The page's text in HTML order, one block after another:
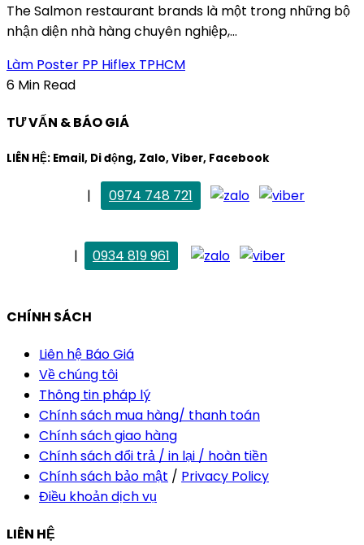
The Salmon restaurant brands là một trong những bộ
nhận diện nhà hàng chuyên nghiệp,...
Làm Poster PP Hiflex TPHCM
6 Min Read
TƯ VẤN & BÁO GIÁ
LIÊN HỆ: Email, Di động, Zalo, Viber, Facebook
|
0974 748 721
|
0934 819 961
CHÍNH SÁCH
Liên hệ Báo Giá
Về chúng tôi
Thông tin pháp lý
Chính sách mua hàng/ thanh toán
Chính sách giao hàng
Chính sách đổi trả / in lại / hoàn tiền
Chính sách bảo mật / Privacy Policy
Điều khoản dịch vụ
LIÊN HỆ